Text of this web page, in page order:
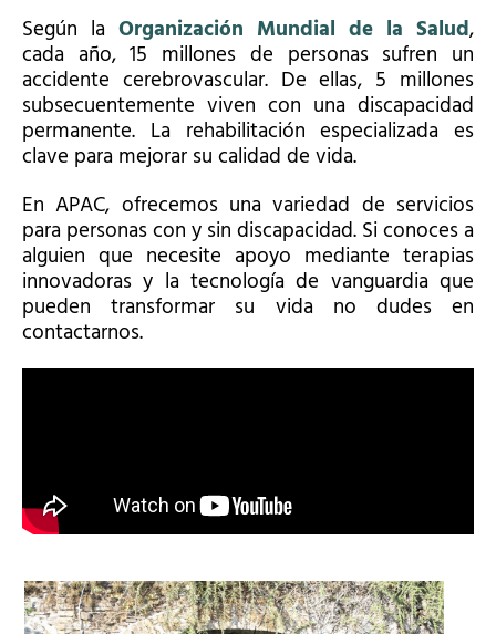
Según la Organización Mundial de la Salud,
cada año, 15 millones de personas sufren un
accidente cerebrovascular. De ellas, 5 millones
subsecuentemente viven con una discapacidad
permanente. La rehabilitación especializada es
clave para mejorar su calidad de vida.
En APAC, ofrecemos una variedad de servicios
para personas con y sin discapacidad. Si conoces a
alguien que necesite apoyo mediante terapias
innovadoras y la tecnología de vanguardia que
pueden transformar su vida no dudes en
contactarnos.